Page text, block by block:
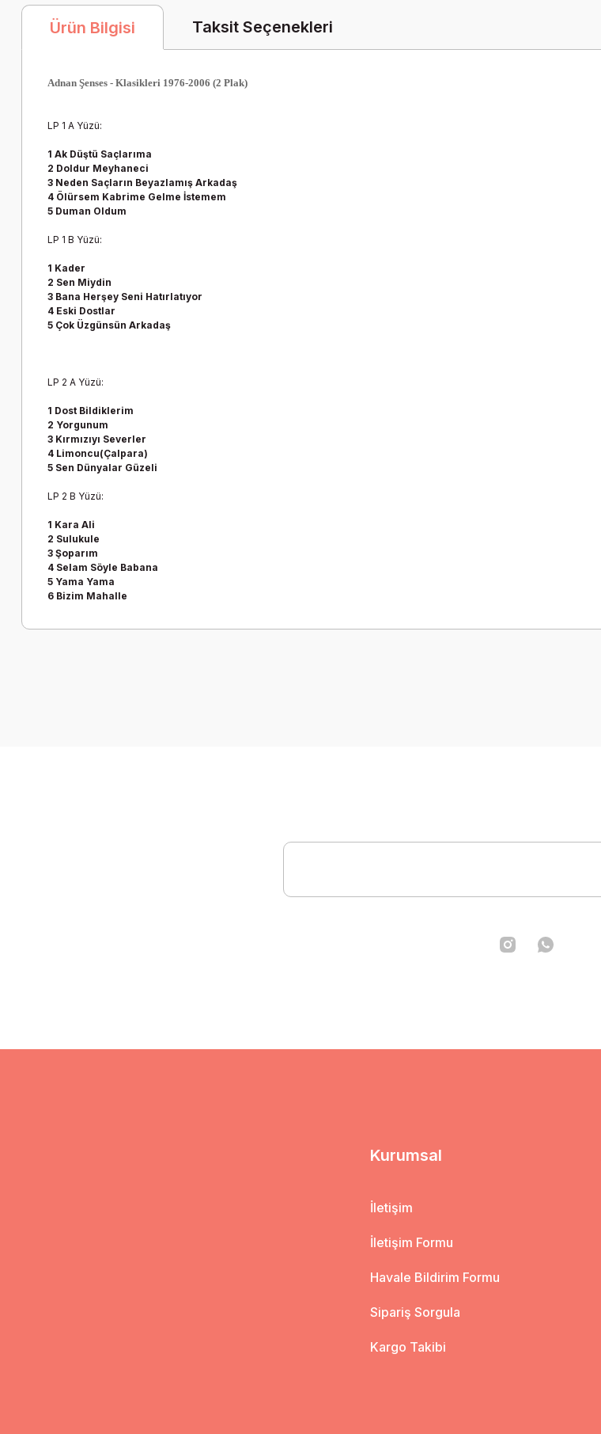
Ürün Bilgisi Taksit Seçenekleri
Adnan Şenses - Klasikleri 1976-2006 (2 Plak)
LP 1 A Yüzü:
1 Ak Düştü Saçlarıma
2 Doldur Meyhaneci
3 Neden Saçların Beyazlamış Arkadaş
4 Ölürsem Kabrime Gelme İstemem
5 Duman Oldum
LP 1 B Yüzü:
1 Kader
2 Sen Miydin
3 Bana Herşey Seni Hatırlatıyor
4 Eski Dostlar
5 Çok Üzgünsün Arkadaş
LP 2 A Yüzü:
1 Dost Bildiklerim
2 Yorgunum
3 Kırmızıyı Severler
4 Limoncu(Çalpara)
5 Sen Dünyalar Güzeli
LP 2 B Yüzü:
1 Kara Ali
2 Sulukule
3 Şoparım
4 Selam Söyle Babana
5 Yama Yama
6 Bizim Mahalle
Kurumsal
İletişim
İletişim Formu
Havale Bildirim Formu
Sipariş Sorgula
Kargo Takibi